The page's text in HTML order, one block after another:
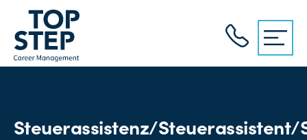
Steuerassistenz/